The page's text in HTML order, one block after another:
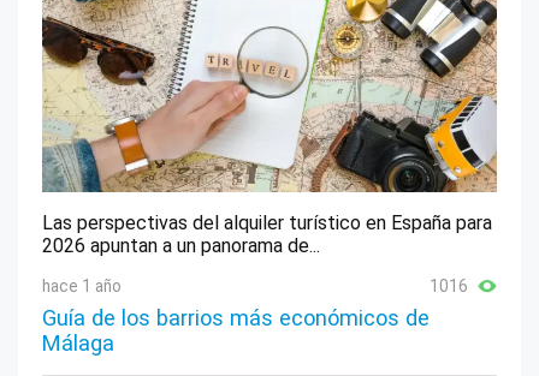
Las perspectivas del alquiler turístico en España para
2026 apuntan a un panorama de...
hace 1 año 1016
Guía de los barrios más económicos de
Málaga